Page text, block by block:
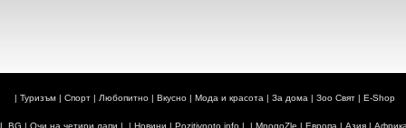
| Туризъм| Спорт| Любопитно| Вкусно| Мода и красота | За дома | Зоо Свят| E-Shop
| Очи на четири лапи | | Новини | Pozitivnoto.info| | MnogoZle | Европа | Азия| Африка